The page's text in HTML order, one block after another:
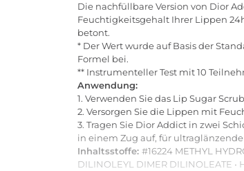
Die nachfüllbare Version von Dior
Feuchtigkeitsgehalt Ihrer Lippen
betont.
* Der Wert wurde auf Basis der
Formel bei.
** Instrumenteller Test mit 10
Anwendung:
1. Verwenden Sie das Lip Sugar
2. Versorgen Sie die Lippen mit
3. Tragen Sie Dior Addict in zwei
in einem Zug auf, für
Inhaltsstoffe: #16224 METHYL
DILINOLEYL DIMER DILINOLEATE •